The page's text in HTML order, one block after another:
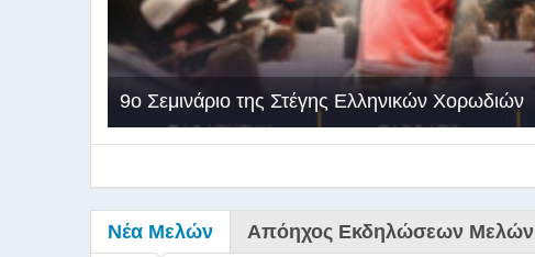
9ο Σεμινάριο της Στέγης Ελληνικών Χορωδιών
Νέα Μελών Απόηχος Εκδηλώσεων Μελών